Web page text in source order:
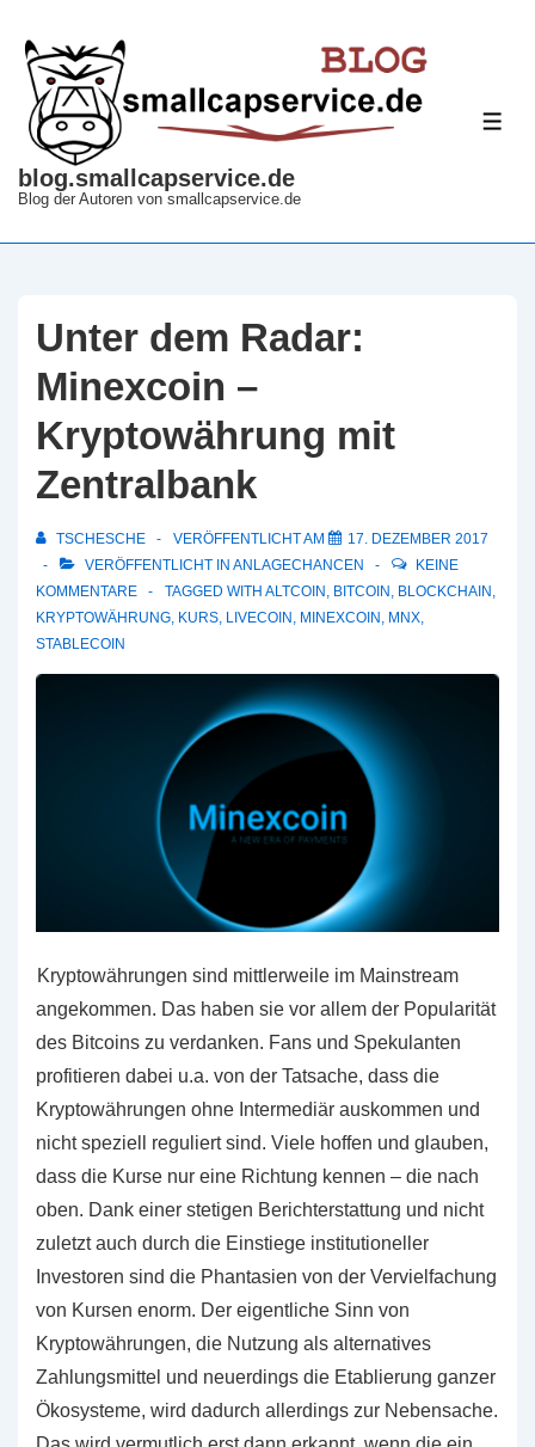
Zum
Inhalt
blog.smallcapservice.de
Blog der Autoren von smallcapservice.de
Unter dem Radar:
Minexcoin –
Kryptowährung mit
Zentralbank
TSCHESCHE VERÖFFENTLICHT AM
17. DEZEMBER 2017
VERÖFFENTLICHT IN ANLAGECHANCEN
KEINE
KOMMENTARE
TAGGED WITH ALTCOIN, BITCOIN, BLOCKCHAIN,
KRYPTOWÄHRUNG, KURS, LIVECOIN, MINEXCOIN, MNX,
STABLECOIN
Kryptowährungen sind mittlerweile im Mainstream
angekommen. Das haben sie vor allem der Popularität
des Bitcoins zu verdanken. Fans und Spekulanten
profitieren dabei u.a. von der Tatsache, dass die
Kryptowährungen ohne Intermediär auskommen und
nicht speziell reguliert sind. Viele hoffen und glauben,
dass die Kurse nur eine Richtung kennen – die nach
oben. Dank einer stetigen Berichterstattung und nicht
zuletzt auch durch die Einstiege institutioneller
Investoren sind die Phantasien von der Vervielfachung
von Kursen enorm. Der eigentliche Sinn von
Kryptowährungen, die Nutzung als alternatives
Zahlungsmittel und neuerdings die Etablierung ganzer
Ökosysteme, wird dadurch allerdings zur Nebensache.